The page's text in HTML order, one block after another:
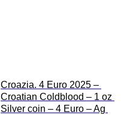
Croazia. 4 Euro 2025 –
Croatian Coldblood – 1 oz
Silver coin – 4 Euro – Ag